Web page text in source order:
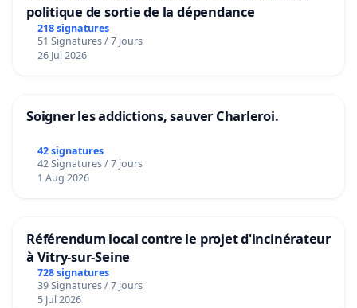
politique de sortie de la dépendance
218 signatures
51 Signatures / 7 jours
26 Jul 2026
Soigner les addictions, sauver Charleroi.
42 signatures
42 Signatures / 7 jours
1 Aug 2026
Référendum local contre le projet d'incinérateur
à Vitry-sur-Seine
728 signatures
39 Signatures / 7 jours
5 Jul 2026